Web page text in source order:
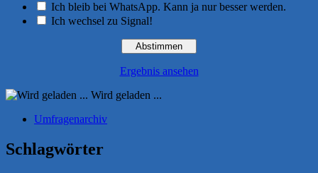
Ich bleib bei WhatsApp. Kann ja nur besser werden.
Ich wechsel zu Signal!
Ergebnis ansehen
Wird geladen ...
Umfragenarchiv
Schlagwörter